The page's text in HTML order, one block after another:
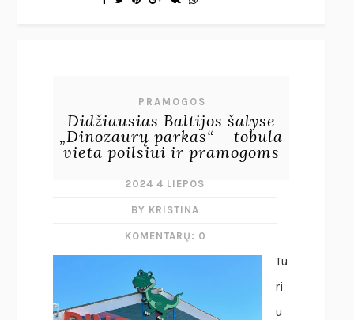
PRAMOGOS
Didžiausias Baltijos šalyse
„Dinozaurų parkas“ – tobula
vieta poilsiui ir pramogoms
2024 4 LIEPOS
BY KRISTINA
KOMENTARŲ: 0
Tu
ri
u